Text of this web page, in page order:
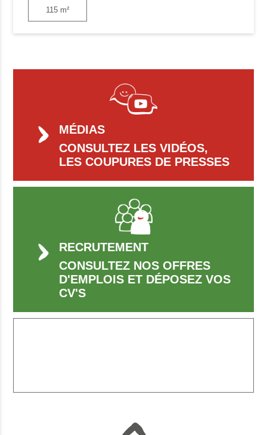
115 m²
MÉDIAS
CONSULTEZ LES VIDÉOS,
LES COUPURES DE PRESSES
RECRUTEMENT
CONSULTEZ NOS OFFRES
D'EMPLOIS ET DÉPOSEZ VOS
CV'S